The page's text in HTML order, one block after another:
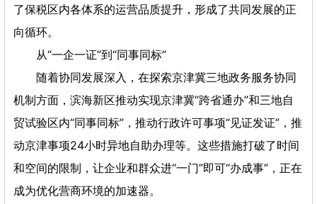
了保税区内各体系的运营品质提升，形成了共同发展的正
向循环。
从“一企一证”到“同事同标”
随着协同发展深入，在探索京津冀三地政务服务协同
机制方面，滨海新区推动实现京津冀“跨省通办”和三地自
贸试验区内“同事同标”，推动行政许可事项“见证发证”，推
动京津事项24小时异地自助办理等。这些措施打破了时间
和空间的限制，让企业和群众进“一门”即可“办成事”，正在
成为优化营商环境的加速器。